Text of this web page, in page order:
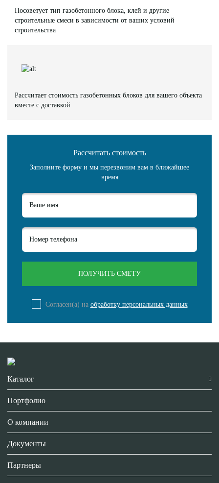
Посоветует тип газобетонного блока, клей и другие
строительные смеси в зависимости от ваших условий
строительства
Рассчитает стоимость газобетонных блоков для вашего объекта
вместе с доставкой
Рассчитать стоимость
Заполните форму и мы перезвоним вам в ближайшее
время
Согласен(а) на обработку персональных данных
Каталог
Портфолио
О компании
Документы
Партнеры